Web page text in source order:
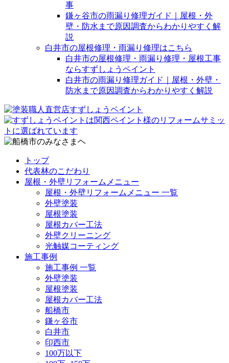
事
鎌ヶ谷市の雨漏り修理ガイド｜屋根・外
壁・防水まで原因調査からわかりやすく解
説
白井市の屋根修理・雨漏り修理はこちら
白井市の屋根修理・雨漏り修理・屋根工事
ならすずしょうペイント
白井市の雨漏り修理ガイド｜屋根・外壁・
防水まで原因調査からわかりやすく解説
トップ
代表林のこだわり
屋根・外壁リフォームメニュー
屋根・外壁リフォームメニュー 一覧
外壁塗装
屋根塗装
屋根カバー工法
外壁クリーニング
光触媒コーティング
施工事例
施工事例 一覧
外壁塗装
屋根塗装
屋根カバー工法
船橋市
鎌ヶ谷市
白井市
印西市
100万以下